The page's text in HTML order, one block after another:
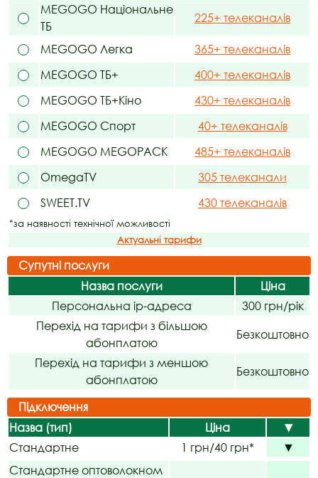
MEGOGO Національне
ТБ
225+ телеканалів
MEGOGO Легка
365+ телеканалів
MEGOGO ТБ+
400+ телеканалів
MEGOGO ТБ+Кіно
430+ телеканалів
MEGOGO Спорт
40+ телеканалів
MEGOGO MEGOPACK
485+ телеканалів
OmegaTV
305 телеканали
SWEET.TV
430 телеканалів
*за наявності технічної можливості
Актуальні тарифи
Супутні послуги
Назва послуги
Ціна
Персональна ip-адреса
300 грн/рік
Перехід на тарифи з більшою
абонплатою
Безкоштовно
Перехід на тарифи з меншою
абонплатою
Безкоштовно
Підключення
Назва (тип)
Ціна ▼
Стандартне 1 грн/40 грн* ▼
Стандартне оптоволокном